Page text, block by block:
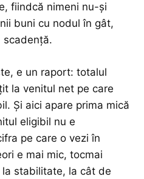
fiindcă nimeni nu-și
buni cu nodul în gât,
scadență.
e un raport: totalul
la venitul net pe care
Și aici apare prima mică
eligibil nu e
pe care o vezi în
e mai mic, tocmai
stabilitate, la cât de